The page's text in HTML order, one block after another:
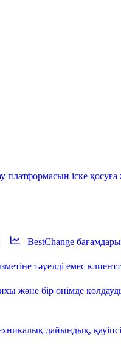
іске қосуға
BestChange
тәуелді емес
және бір өнімде
дайындық,